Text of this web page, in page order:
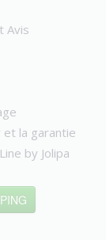
Avis
la garantie
by Jolipa